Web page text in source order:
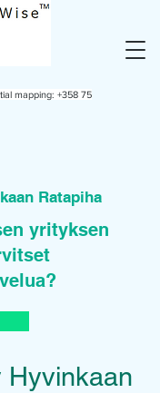
mapping: +358 75
Ratapiha
yrityksen
Hyvinkaan